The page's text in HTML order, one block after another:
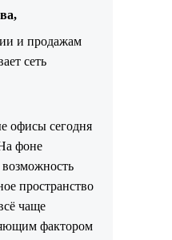
и продажам
сеть
офисы сегодня
фоне
пространство
чаще
фактором